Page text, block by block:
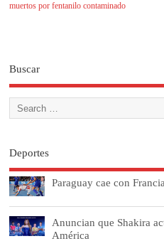
muertos por fentanilo contaminado
Buscar
Deportes
Paraguay cae con
Anuncian que Shakira
América